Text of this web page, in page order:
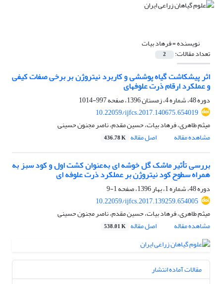
نویسنده =فرهاد بیات
تعداد مقالات: 2
اثر پیش‏کاشت گیاه پوششی و کاربرد نیتروژن بر برخی صفات کیفی
و عملکرد ارقام ذرت علوفه‏ای
دوره 48، شماره 4، زمستان 1396، صفحه
997-1014
10.22059/ijfcs.2017.140675.654019
میثم طاهری، فرهاد بیات، حسین مقدم، ناصر مجنون حسینی
مشاهده مقاله
اصل مقاله 436.78 K
بررسی تأثیر ماشک گل ‏خوشه‏ ای به‌عنوان‏ کشت اول و کود سبز به
همراه سطوح کود نیتروژن بر عملکرد ذرت علوفه ‏ای
دوره 48، شماره 1، بهار 1396، صفحه
1-9
10.22059/ijfcs.2017.139259.654005
میثم طاهری، فرهاد بیات، حسین مقدم، ناصر مجنون حسینی
مشاهده مقاله
اصل مقاله 538.01 K
مقالات آماده انتشار